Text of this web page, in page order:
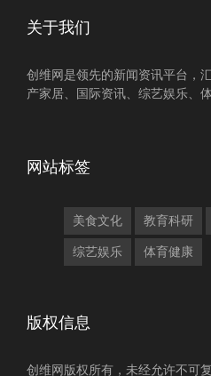
关于我们
创维网是领先的新闻资讯平台，
产家居、国际资讯、综艺娱乐、
网站标签
美食文化 教育科研
综艺娱乐 体育健康
版权信息
创维网版权所有，未经允许不可